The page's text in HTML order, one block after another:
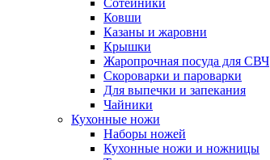
Сотейники
Ковши
Казаны и жаровни
Крышки
Жаропрочная посуда для СВЧ
Скороварки и пароварки
Для выпечки и запекания
Чайники
Кухонные ножи
Наборы ножей
Кухонные ножи и ножницы